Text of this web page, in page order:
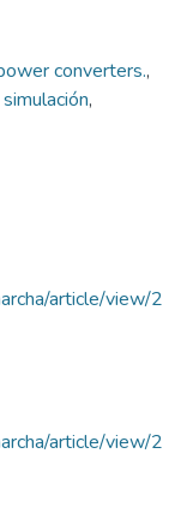
converters.,
,
article/view/2
article/view/2